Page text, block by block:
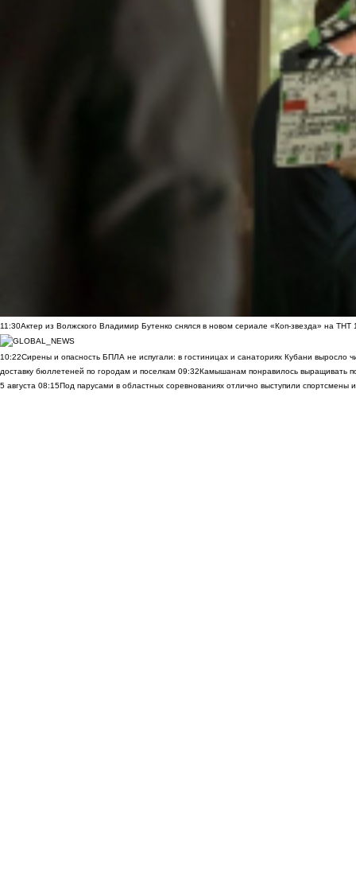
11:30Актер из Волжского Владимир Бутенко снялся в новом сериале «Коп-звезда» на ТНТ
10:22Сирены и опасность БПЛА не испугали: в гостиницах и санаториях Кубани выросло
доставку бюллетеней по городам и поселкам 09:32Камышанам понравилось выращивать
5 августа 08:15Под парусами в областных соревнованиях отлично выступили спортсмены